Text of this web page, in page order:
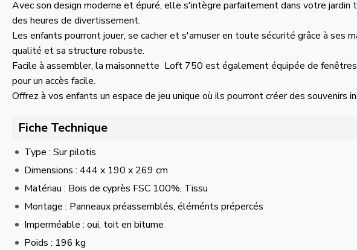
Avec son design moderne et épuré, elle s'intègre parfaitement dans votre jardin
des heures de divertissement.
Les enfants pourront jouer, se cacher et s'amuser en toute sécurité grâce à ses
qualité et sa structure robuste.
Facile à assembler, la maisonnette Loft 750 est également équipée de
pour un accès facile.
Offrez à vos enfants un espace de jeu unique où ils pourront créer des souvenirs
Fiche Technique
Type : Sur pilotis
Dimensions : 444 x 190 x 269 cm
Matériau : Bois de cyprès FSC 100%, Tissu
Montage : Panneaux préassemblés, éléménts prépercés
Imperméable : oui, toit en bitume
Poids : 196 kg